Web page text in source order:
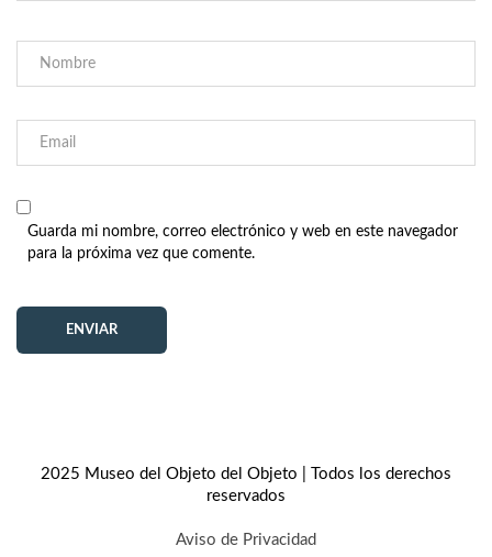
Guarda mi nombre, correo electrónico y web en este navegador
para la próxima vez que comente.
2025 Museo del Objeto del Objeto | Todos los derechos
reservados
Aviso de Privacidad